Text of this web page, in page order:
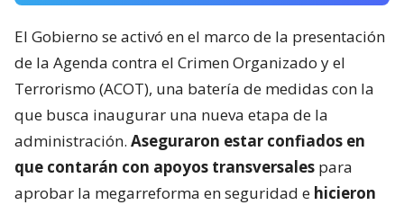
El Gobierno se activó en el marco de la presentación
de la Agenda contra el Crimen Organizado y el
Terrorismo (ACOT), una batería de medidas con la
que busca inaugurar una nueva etapa de la
administración. Aseguraron estar confiados en
que contarán con apoyos transversales para
aprobar la megarreforma en seguridad e hicieron